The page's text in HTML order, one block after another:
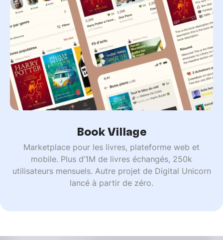
Book Village
Marketplace pour les livres, plateforme web et
mobile. Plus d’1M de livres échangés, 250k
utilisateurs mensuels. Autre projet de Digital Unicorn
lancé à partir de zéro.